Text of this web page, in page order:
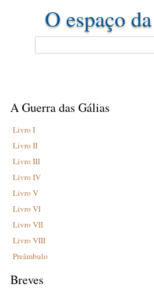
O espaço
A Guerra das Gálias
Livro I
Livro II
Livro III
Livro IV
Livro V
Livro VI
Livro VII
Livro VIII
Preâmbulo
Breves